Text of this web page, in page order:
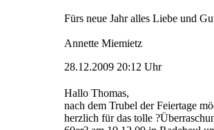
Fürs neue Jahr alles Liebe und
Annette Miemietz
28.12.2009 20:12 Uhr
Hallo Thomas,
nach dem Trubel der Feiertage
herzlich für das tolle